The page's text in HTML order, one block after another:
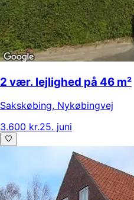
2 vær. lejlighed på 46 m²
Sakskøbing, Nykøbingvej
3.600 kr.25. juni